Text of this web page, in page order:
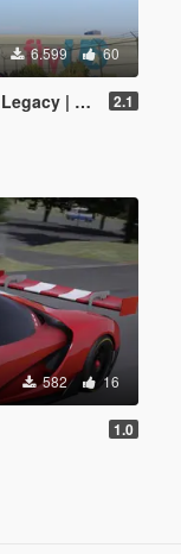
6.599 60
2.1
582 16
1.0